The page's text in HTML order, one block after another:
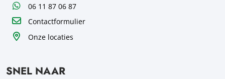
WhatsApp06 11 87 06 87
Contactformulier
Onze locaties
SNEL NAAR